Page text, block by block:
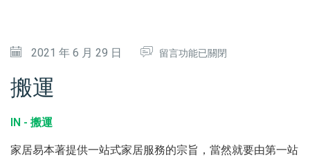
2021 年 6 月 29 日
在
中
留言功能已關閉
搬運
IN - 搬運
家居易本著提供一站式家居服務的宗旨，當然就要由第一站